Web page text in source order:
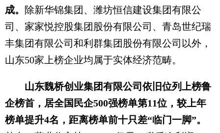
成。 除新华锦集团、潍坊恒信建设集团有限公
司、家家悦控股集团股份有限公司、青岛世纪瑞
丰集团有限公司和利群集团股份有限公司以外，
山东50家上榜企业均属于实体经济范畴。
山东魏桥创业集团有限公司依旧位列上榜鲁
企榜首，居全国民企500强榜单第11位，较上年
榜单提升4名，距离榜单前十只差“临门一脚”。